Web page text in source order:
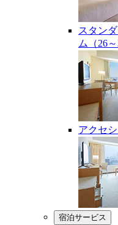
スタン
ム（26～
アクセ
宿泊サービス